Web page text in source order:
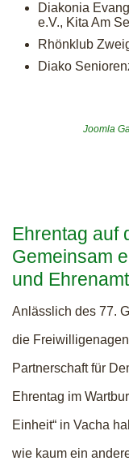
Diakonia
e.V., Kita Am
Rhönklub
Diako
Joomla
Ehrentag auf
Gemeinsam
und
Anlässlich des 77.
die
Partnerschaft für
Ehrentag im
Einheit“ in Vacha
wie kaum ein